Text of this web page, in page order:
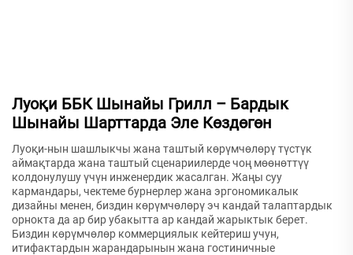
Луоқи ББК Шынайы Грилл – Бардык
Шынайы Шарттарда Эле Көздөгөн
Луоқи-нын шашлыкчы жана таштый көрүмчөлөрү түстүк
аймақтарда жана таштый сценариилерде чоң мөөнөттүү
колдонулушу үчүн инженердик жасалган. Жаңы суу
кармандары, чектеме бурнерлер жана эргономикалык
дизайны менен, биздин көрүмчөлөрү эч кандай талаптардык
орнокта да ар бир убакытта ар кандай жарыктык берет.
Биздин көрүмчөлөр коммерциялык кейтериш учун,
итифактардын жарандарынын жана гостиничные